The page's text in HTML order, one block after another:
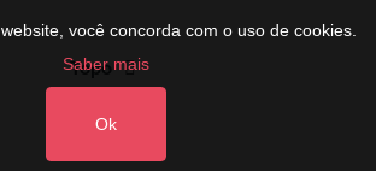
você concorda com o uso de cookies.
Saber mais
Ok
Topo